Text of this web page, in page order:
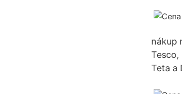
nákup
Tesco,
Teta a